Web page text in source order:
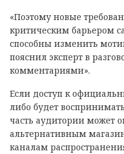
«Поэтому новые
критическим барьером
способны изменить
пояснил эксперт в
комментариями».
Если доступ к
либо будет
часть аудитории может
альтернативным
каналам